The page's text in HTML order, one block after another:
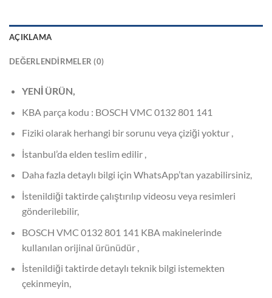
AÇIKLAMA
DEĞERLENDIRMELER (0)
YENİ ÜRÜN,
KBA parça kodu : BOSCH VMC 0132 801 141
Fiziki olarak herhangi bir sorunu veya çiziği yoktur ,
İstanbul’da elden teslim edilir ,
Daha fazla detaylı bilgi için WhatsApp’tan yazabilirsiniz,
İstenildiği taktirde çalıştırılıp videosu veya resimleri
gönderilebilir,
BOSCH VMC 0132 801 141 KBA makinelerinde
kullanılan orijinal ürünüdür ,
İstenildiği taktirde detaylı teknik bilgi istemekten
çekinmeyin,